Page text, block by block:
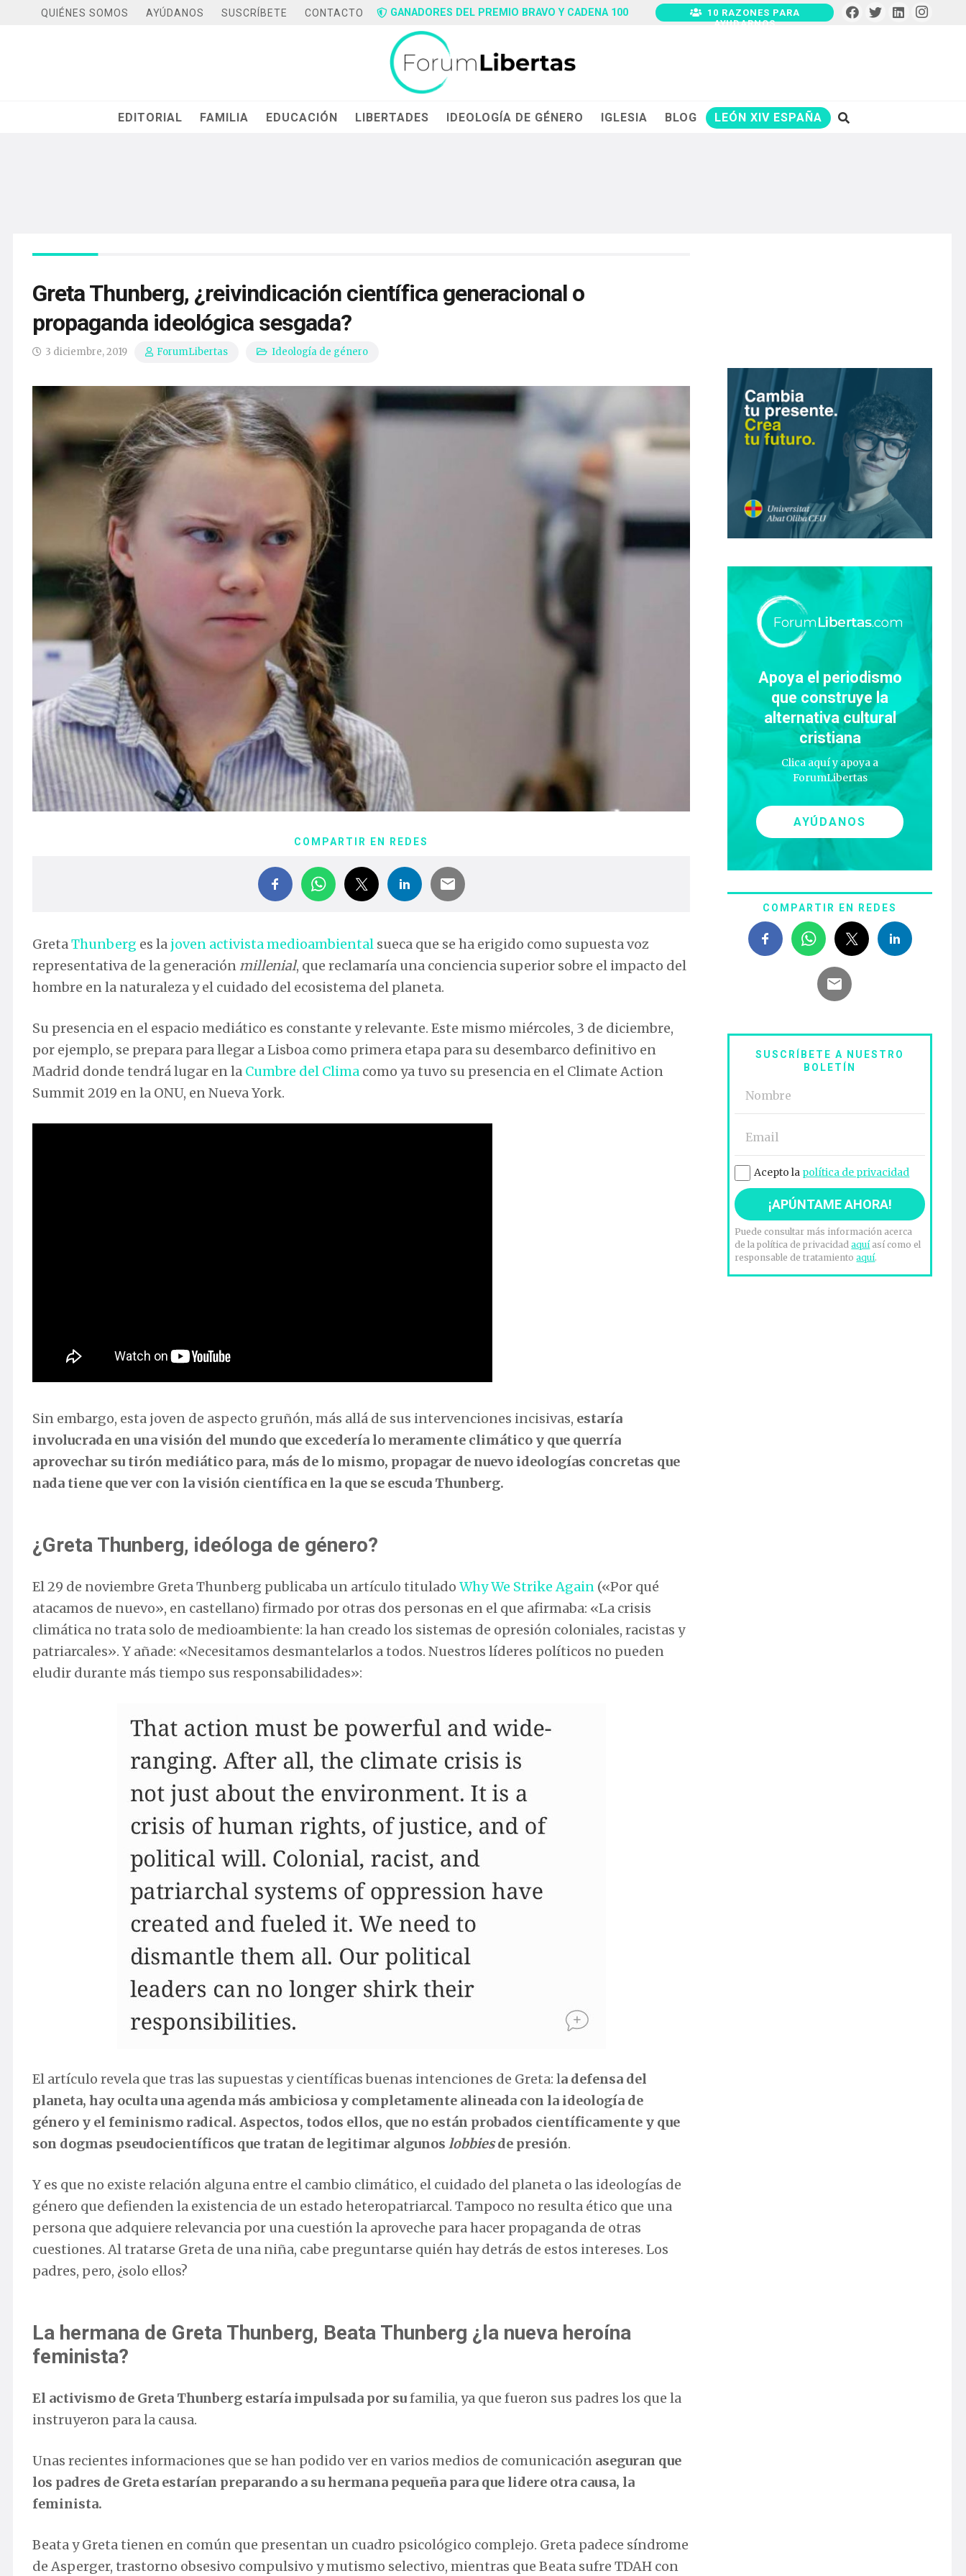
QUIÉNES SOMOS AYÚDANOS SUSCRÍBETE CONTACTO GANADORES DEL PREMIO BRAVO Y CADENA 100
10 RAZONES PARA
AYUDARNOS
EDITORIAL FAMILIA EDUCACIÓN LIBERTADES IDEOLOGÍA DE GÉNERO IGLESIA BLOG LEÓN XIV ESPAÑA
Greta Thunberg, ¿reivindicación científica generacional o
propaganda ideológica sesgada?
3 diciembre, 2019 ForumLibertas Ideología de género
COMPARTIR EN REDES
GretaThunberg es la joven activista medioambiental sueca que se ha erigido como supuesta voz
representativa de la generación millenial, que reclamaría una conciencia superior sobre el impacto del
hombre en la naturaleza y el cuidado del ecosistema del planeta.
Su presencia en el espacio mediático es constante y relevante. Este mismo miércoles, 3 de diciembre,
por ejemplo, se prepara para llegar a Lisboa como primera etapa para su desembarco definitivo en
Madrid donde tendrá lugar en la Cumbre del Clima como ya tuvo su presencia en el Climate Action
Summit 2019 en la ONU, en Nueva York.
Sin embargo, esta joven de aspecto gruñón, más allá de sus intervenciones incisivas, estaría
involucrada en una visión del mundo que excedería lo meramente climático y que querría
aprovechar su tirón mediático para, más de lo mismo, propagar de nuevo ideologías concretas que
nada tiene que ver con la visión científica en la que se escuda Thunberg.
¿Greta Thunberg, ideóloga de género?
El 29 de noviembre Greta Thunberg publicaba un artículo titulado Why We Strike Again («Por qué
atacamos de nuevo», en castellano) firmado por otras dos personas en el que afirmaba: «La crisis
climática no trata solo de medioambiente: la han creado los sistemas de opresión coloniales, racistas y
patriarcales». Y añade: «Necesitamos desmantelarlos a todos. Nuestros líderes políticos no pueden
eludir durante más tiempo sus responsabilidades»:
El artículo revela que tras las supuestas y científicas buenas intenciones de Greta: la defensa del
planeta, hay oculta una agenda más ambiciosa y completamente alineada con la ideología de
género y el feminismo radical. Aspectos, todos ellos, que no están probados científicamente y que
son dogmas pseudocientíficos que tratan de legitimar algunos lobbiesde presión.
Y es que no existe relación alguna entre el cambio climático, el cuidado del planeta o las ideologías de
género que defienden la existencia de un estado heteropatriarcal. Tampoco no resulta ético que una
persona que adquiere relevancia por una cuestión la aproveche para hacer propaganda de otras
cuestiones. Al tratarse Greta de una niña, cabe preguntarse quién hay detrás de estos intereses. Los
padres, pero, ¿solo ellos?
La hermana de Greta Thunberg, Beata Thunberg ¿la nueva heroína
feminista?
El activismo de Greta Thunberg estaría impulsada por sufamilia, ya que fueron sus padres los que la
instruyeron para la causa.
Unas recientes informaciones que se han podido ver en varios medios de comunicación aseguran que
los padres de Greta estarían preparando a su hermana pequeña para que lidere otra causa, la
feminista.
Beata y Greta tienen en común que presentan un cuadro psicológico complejo. Greta padece síndrome
de Asperger, trastorno obsesivo compulsivo y mutismo selectivo, mientras que Beata sufre TDAH con
Apoya el periodismo
que construye la
alternativa cultural
cristiana
Clica aquí y apoya a
ForumLibertas
AYÚDANOS
COMPARTIR EN REDES
SUSCRÍBETE A NUESTRO
BOLETÍN
Acepto la política de privacidad
Puede consultar más información acerca
de la política de privacidadaquíasí como el
responsable de tratamientoaquí.